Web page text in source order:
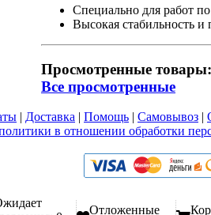
Специально для работ
Высокая стабильность
Просмотренные товары:
Все просмотренные
| Доставка | Помощь | Самовывоз |
в отношении обработки
Отложенные